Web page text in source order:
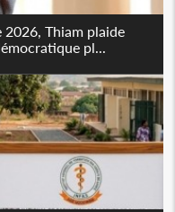
2026, Thiam plaide
pl...